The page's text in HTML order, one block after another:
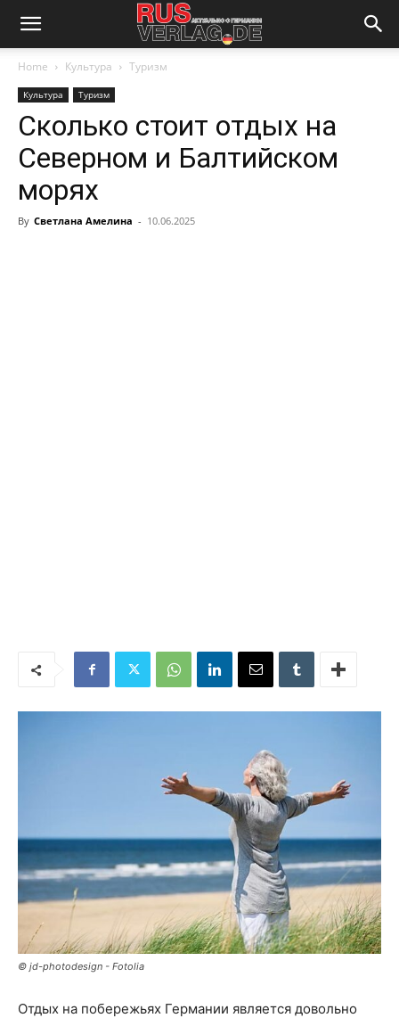
Home Культура Туризм
Культура Туризм
Сколько стоит отдых на
Северном и Балтийском
морях
By Светлана Амелина - 10.06.2025
© jd-photodesign - Fotolia
Отдых на побережьях Германии является довольно